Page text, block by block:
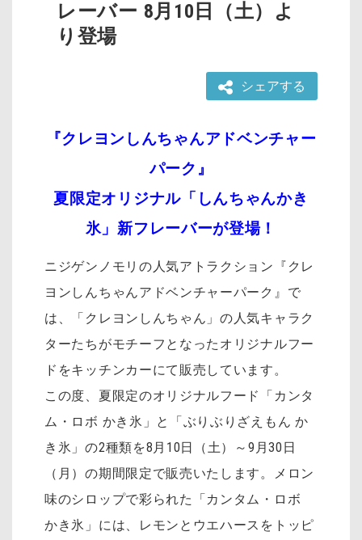
レーバー 8月10日（土）よ
り登場
シェアする
『クレヨンしんちゃんアドベンチャー
パーク』
夏限定オリジナル「しんちゃんかき
氷」新フレーバーが登場！
ニジゲンノモリの人気アトラクション『クレ
ヨンしんちゃんアドベンチャーパーク』で
は、「クレヨンしんちゃん」の人気キャラク
ターたちがモチーフとなったオリジナルフー
ドをキッチンカーにて販売しています。
この度、夏限定のオリジナルフード「カンタ
ム・ロボ かき氷」と「ぶりぶりざえもん か
き氷」の2種類を8月10日（土）～9月30日
（月）の期間限定で販売いたします。メロン
味のシロップで彩られた「カンタム・ロボ
かき氷」には、レモンとウエハースをトッピ